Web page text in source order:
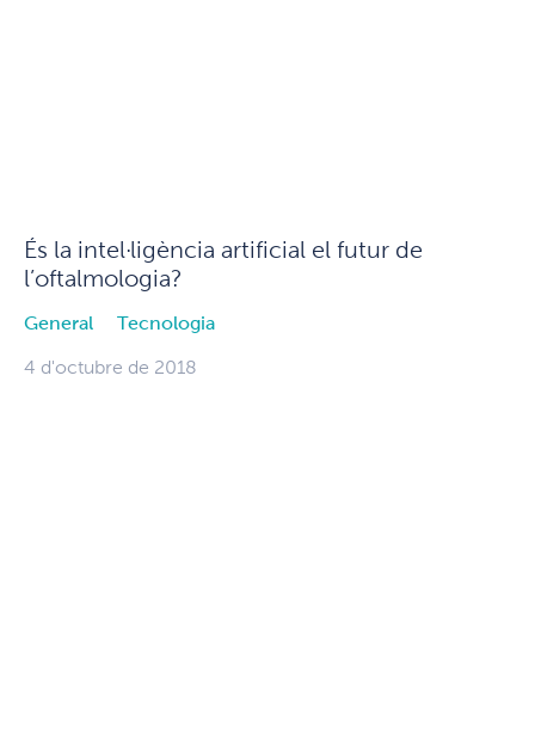
És la intel·ligència artificial el futur de
l’oftalmologia?
General Tecnologia
4 d'octubre de 2018